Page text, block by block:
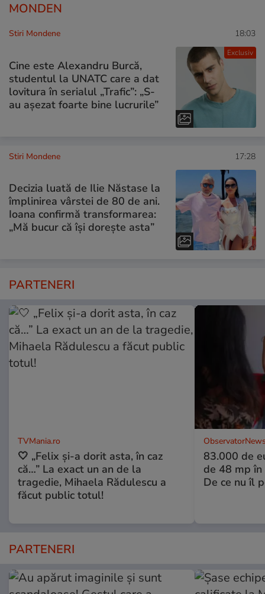
MONDEN
Exclusiv
Stiri Mondene 18:03
Cine este Alexandru Burcă,
studentul la UNATC care a dat
lovitura în serialul „Trafic”: „S-
au așezat foarte bine lucrurile”
Stiri Mondene 17:28
Decizia luată de Ilie Năstase la
împlinirea vârstei de 80 de ani.
Ioana confirmă transformarea:
„Mă bucur că își dorește asta”
PARTENERI
TVMania.ro
🤍 „Felix și-a dorit asta, în caz
că…” La exact un an de la
tragedie, Mihaela Rădulescu a
făcut public totul!
83.000 de
de 48 mp
De ce nu îl
PARTENERI